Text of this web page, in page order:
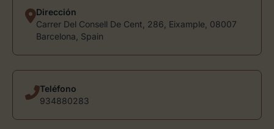
Dirección
Carrer Del Consell De Cent, 286, Eixample, 08007
Barcelona, Spain
Teléfono
934880283